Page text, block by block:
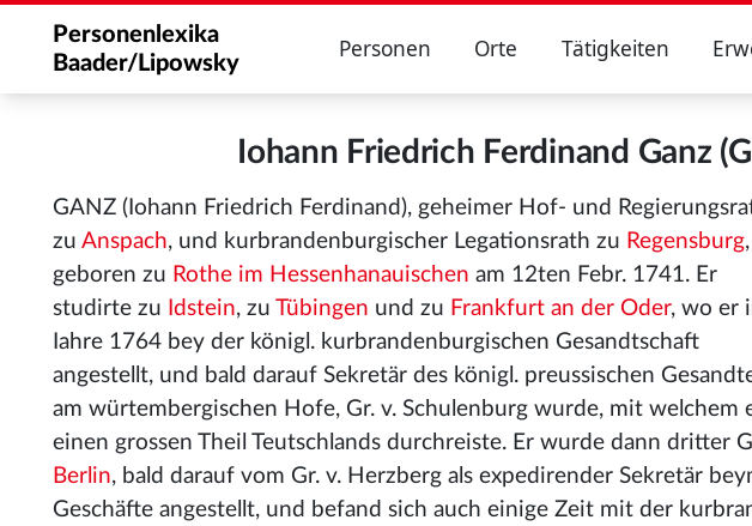
Personenlexika
Baader/Lipowsky
Personen Orte Tätigkeiten
Iohann Friedrich Ferdinand Ganz
GANZ (Iohann Friedrich Ferdinand), geheimer Hof- und
zu Anspach, und kurbrandenburgischer Legationsrath zu Regensburg,
geboren zu Rothe im Hessenhanauischen am 12ten Febr. 1741. Er
studirte zu Idstein, zu Tübingen und zu Frankfurt an der Oder, wo er
Iahre 1764 bey der königl. kurbrandenburgischen Gesandtschaft
angestellt, und bald darauf Sekretär des königl. preussischen
am würtembergischen Hofe, Gr. v. Schulenburg wurde, mit welchem
einen grossen Theil Teutschlands durchreiste. Er wurde dann dritter
Berlin, bald darauf vom Gr. v. Herzberg als expedirender Sekretär
Geschäfte angestellt, und befand sich auch einige Zeit mit der